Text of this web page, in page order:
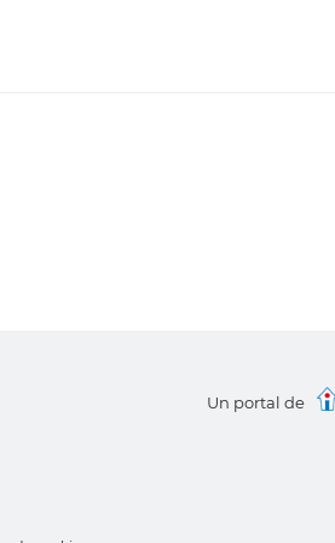
Un portal de